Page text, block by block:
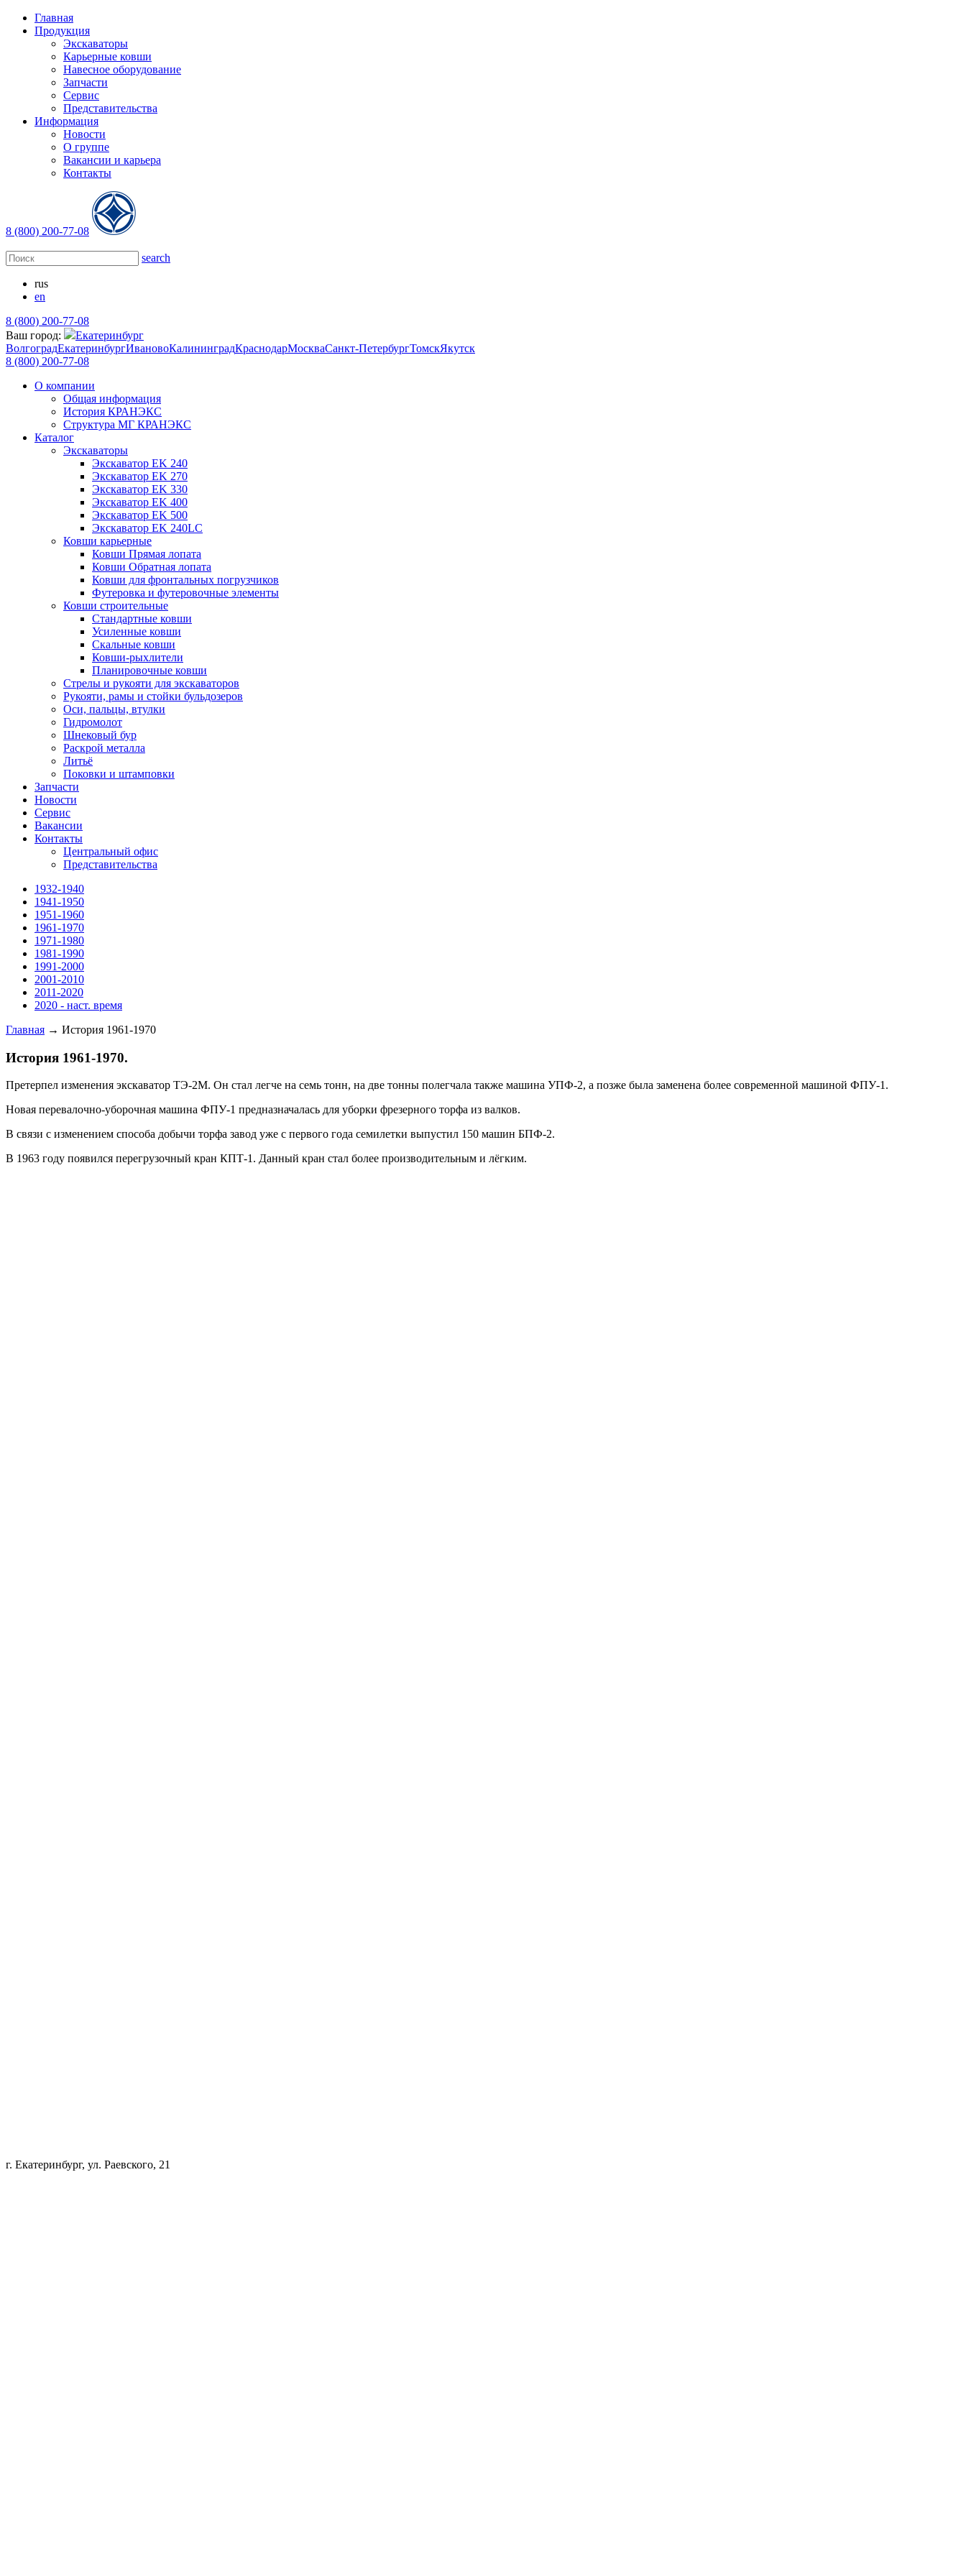
Главная
Продукция
Экскаваторы
Карьерные ковши
Навесное оборудование
Запчасти
Сервис
Представительства
Информация
Новости
О группе
Вакансии и карьера
Контакты
8 (800) 200-77-08
search
rus
en
8 (800) 200-77-08
Ваш город:
Екатеринбург
ВолгоградЕкатеринбургИвановоКалининградКраснодарМоскваСанкт-ПетербургТомскЯкутск
8 (800) 200-77-08
О компании
Общая информация
История КРАНЭКС
Структура МГ КРАНЭКС
Каталог
Экскаваторы
Экскаватор EK 240
Экскаватор EK 270
Экскаватор EK 330
Экскаватор EK 400
Экскаватор EK 500
Экскаватор EK 240LC
Ковши карьерные
Ковши Прямая лопата
Ковши Обратная лопата
Ковши для фронтальных погрузчиков
Футеровка и футеровочные элементы
Ковши строительные
Стандартные ковши
Усиленные ковши
Скальные ковши
Ковши-рыхлители
Планировочные ковши
Стрелы и рукояти для экскаваторов
Рукояти, рамы и стойки бульдозеров
Оси, пальцы, втулки
Гидромолот
Шнековый бур
Раскрой металла
Литьё
Поковки и штамповки
Запчасти
Новости
Сервис
Вакансии
Контакты
Центральный офис
Представительства
1932-1940
1941-1950
1951-1960
1961-1970
1971-1980
1981-1990
1991-2000
2001-2010
2011-2020
2020 - наст. время
Главная → История 1961-1970
История 1961-1970.
Претерпел изменения экскаватор ТЭ-2М. Он стал легче на семь тонн, на две тонны полегчала также машина УПФ-2, а позже была заменена более современной машиной ФПУ-1.
Новая перевалочно-уборочная машина ФПУ-1 предназначалась для уборки фрезерного торфа из валков.
В связи с изменением способа добычи торфа завод уже с первого года семилетки выпустил 150 машин БПФ-2.
В 1963 году появился перегрузочный кран КПТ-1. Данный кран стал более производительным и лёгким.
г. Екатеринбург, ул. Раевского, 21